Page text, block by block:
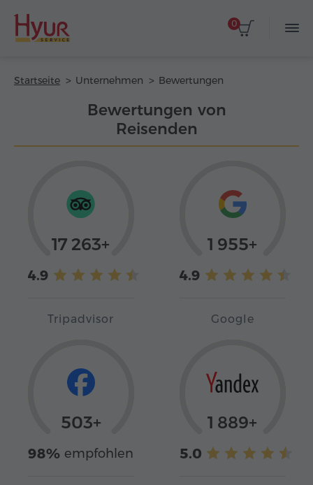
0
Startseite Unternehmen Bewertungen
Bewertungen von
Reisenden
17 263+
4.9
Tripadvisor
1 955+
4.9
Google
503+
98% empfohlen
1 889+
5.0